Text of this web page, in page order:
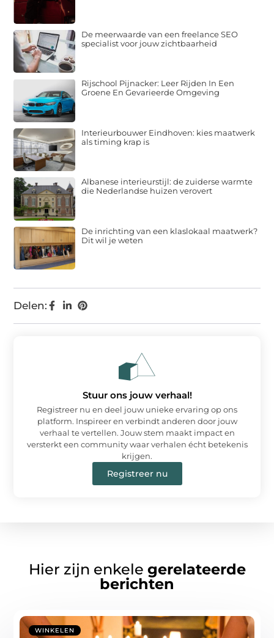
Delen:
De meerwaarde van een freelance SEO
specialist voor jouw zichtbaarheid
Rijschool Pijnacker: Leer Rijden In Een
Groene En Gevarieerde Omgeving
Interieurbouwer Eindhoven: kies maatwerk
als timing krap is
Albanese interieurstijl: de zuiderse warmte
die Nederlandse huizen verovert
De inrichting van een klaslokaal maatwerk?
Dit wil je weten
Stuur ons jouw verhaal!
Registreer nu en deel jouw unieke ervaring op ons
platform. Inspireer en verbindt anderen door jouw
verhaal te vertellen. Jouw stem maakt impact en
versterkt een community waar verhalen écht betekenis
krijgen.
Registreer nu
Hier zijn enkele gerelateerde
berichten
WINKELEN